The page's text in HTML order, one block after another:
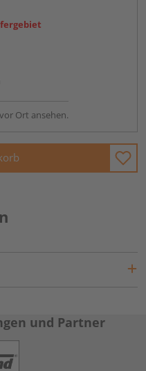
Ort ansehen.
und Partner